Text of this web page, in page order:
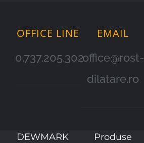
OFFICE LINE
0.737.205.302
EMAIL
office@rost-
dilatare.ro
DEWMARK
Produse